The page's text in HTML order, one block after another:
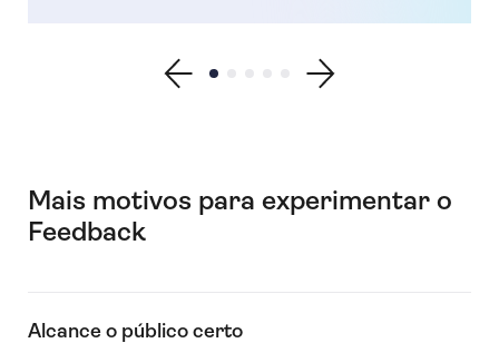
Show previous testimonial
Show testimonial 1
Show testimonial 2
Show testimonial 3
Show testimonial 4
Show testimonial 5
Show next testimonial
Mais motivos para experimentar o
Feedback
Alcance o público certo